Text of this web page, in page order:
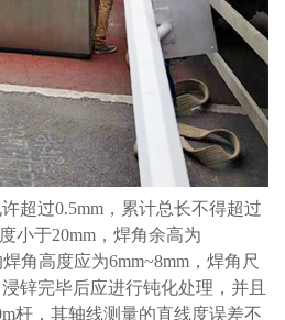
超过0.5mm，累计总长不得超过
小于20mm，焊角余高为
角高度应为6mm~8mm，焊角尺
锌完毕后应进行钝化处理，并且
杆，其轴线测量的直线度误差不